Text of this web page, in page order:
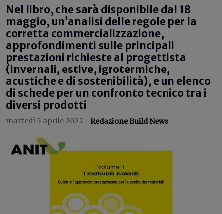
Nel libro, che sarà disponibile dal 18
maggio, un’analisi delle regole per la
corretta commercializzazione,
approfondimenti sulle principali
prestazioni richieste al progettista
(invernali, estive, igrotermiche,
acustiche e di sostenibilità), e un elenco
di schede per un confronto tecnico tra i
diversi prodotti
martedì 5 aprile 2022 - Redazione Build News